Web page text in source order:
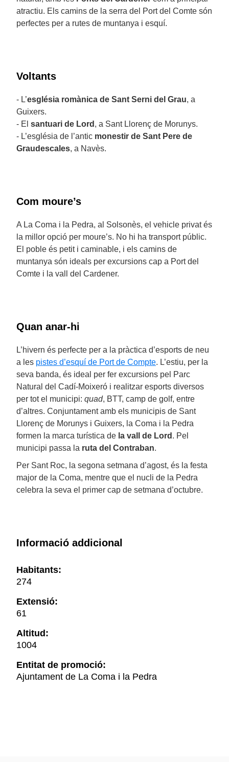
atractiu. Els camins de la serra del Port del Comte són
perfectes per a rutes de muntanya i esquí.
Voltants
- L’església romànica de Sant Serni del Grau, a
Guixers.
- El santuari de Lord , a Sant Llorenç de Morunys.
- L’església de l’antic monestir de Sant Pere de
Graudescales, a Navès.
Com moure’s
A La Coma i la Pedra, al Solsonès, el vehicle privat és
la millor opció per moure’s. No hi ha transport públic.
El poble és petit i caminable, i els camins de
muntanya són ideals per excursions cap a Port del
Comte i la vall del Cardener.
Quan anar-hi
L’hivern és perfecte per a la pràctica d’esports de neu
a les pistes d’esquí de Port de Compte. L’estiu, per la
seva banda, és ideal per fer excursions pel Parc
Natural del Cadí-Moixeró i realitzar esports diversos
per tot el municipi: quad, BTT, camp de golf, entre
d’altres. Conjuntament amb els municipis de Sant
Llorenç de Morunys i Guixers, la Coma i la Pedra
formen la marca turística de la vall de Lord . Pel
municipi passa la ruta del Contraban.
Per Sant Roc, la segona setmana d’agost, és la festa
major de la Coma, mentre que el nucli de la Pedra
celebra la seva el primer cap de setmana d’octubre.
Informació addicional
Habitants:
274
Extensió:
61
Altitud:
1004
Entitat de promoció:
Ajuntament de La Coma i la Pedra